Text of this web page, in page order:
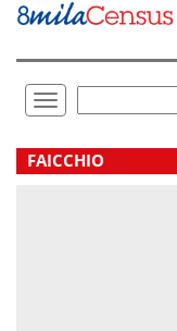
Vai
direttamente
Toggle
navigation
.
FAICCHIO